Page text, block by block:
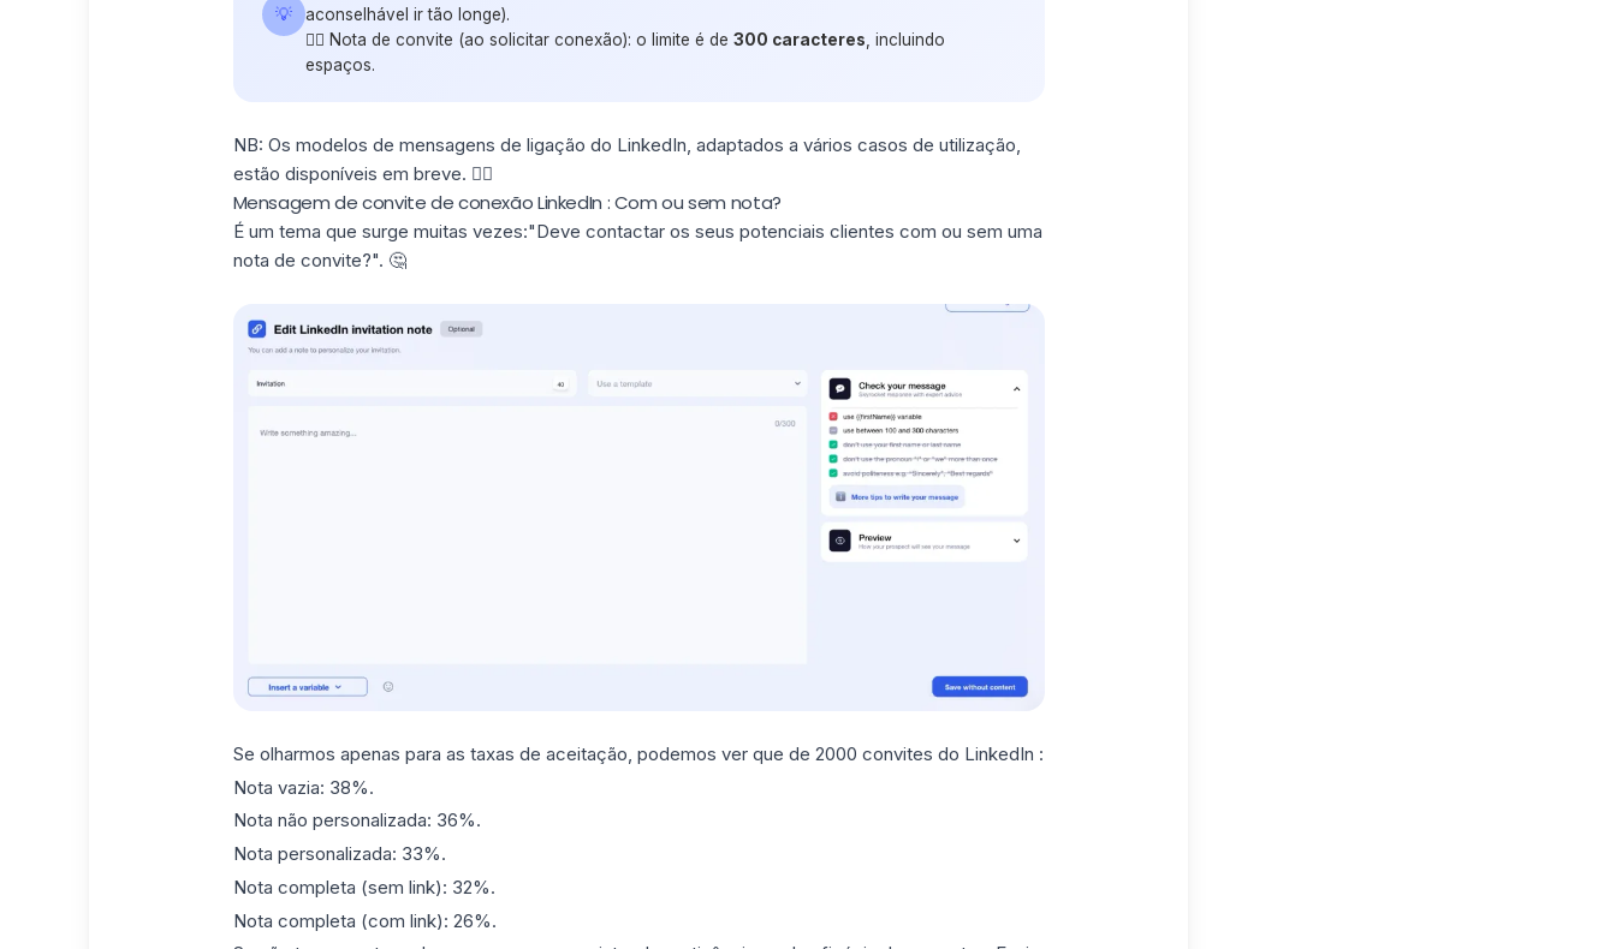
💡
aconselhável ir tão longe).
👉🏼 Nota de convite (ao solicitar conexão): o limite é de 300 caracteres , incluindo
espaços.
NB: Os modelos de mensagens de ligação do LinkedIn, adaptados a vários casos de utilização,
estão disponíveis em breve. ✌🏼
Mensagem de convite de conexão LinkedIn​​ : Com ou sem nota?
É um tema que surge muitas vezes:"Deve contactar os seus potenciais clientes com ou sem uma
nota de convite?". 🤔
Se olharmos apenas para as taxas de aceitação, podemos ver que de 2000 convites do LinkedIn :
Nota vazia: 38%.
Nota não personalizada: 36%.
Nota personalizada: 33%.
Nota completa (sem link): 32%.
Nota completa (com link): 26%.